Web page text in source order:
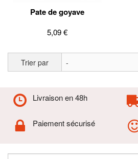
Pate de goyave
5,09 €
Trier par
Livraison en 48h
Paiement sécurisé